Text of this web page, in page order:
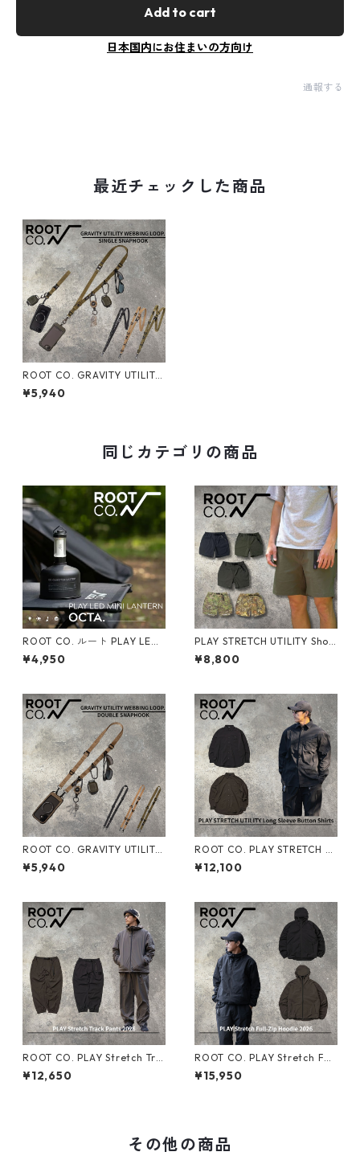
Add to cart
日本国内にお住まいの方向け
通報する
最近チェックした商品
ROOT CO. GRAVITY UTILITY
WEBBING LOOP. / SINGLE SN
APHOOK ルートコー ショル
¥5,940
同じカテゴリの商品
ROOT CO. ルート PLAY LED
MINI LANTERN OCTA. ルート
コー LEDランタン
¥4,950
PLAY STRETCH UTILITY Shor
ts
¥8,800
ROOT CO. GRAVITY UTILITY
WEBBING LOOP. / DOUBLE S
NAPHOOK ルートコー ショル
¥5,940
ROOT CO. PLAY STRETCH U
TILITY Long Sleeve Button S
hirts ルートコー 2026 ボタン
¥12,100
ROOT CO. PLAY Stretch Tra
ck Pants 2026 ルートコー ト
レックパンツ
¥12,650
ROOT CO. PLAY Stretch Full
-Zip Hoodie 2026 ルートコ
ー フルジップ フーディー
¥15,950
その他の商品